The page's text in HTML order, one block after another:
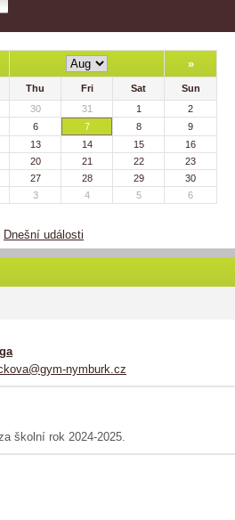
»
Thu Fri Sat
Sun
30 31 1
2
6 7 8
9
13 14 15
16
20 21 22
23
27 28 29
30
3 4 5 6
Dnešní události
nymburk.cz
školní rok 2024-2025.